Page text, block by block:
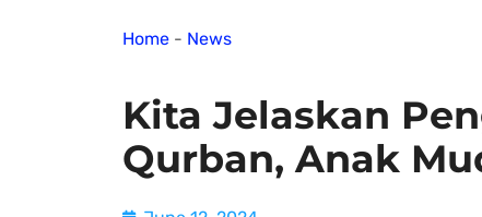
Home - News
Kita Jelaskan
Qurban, Anak